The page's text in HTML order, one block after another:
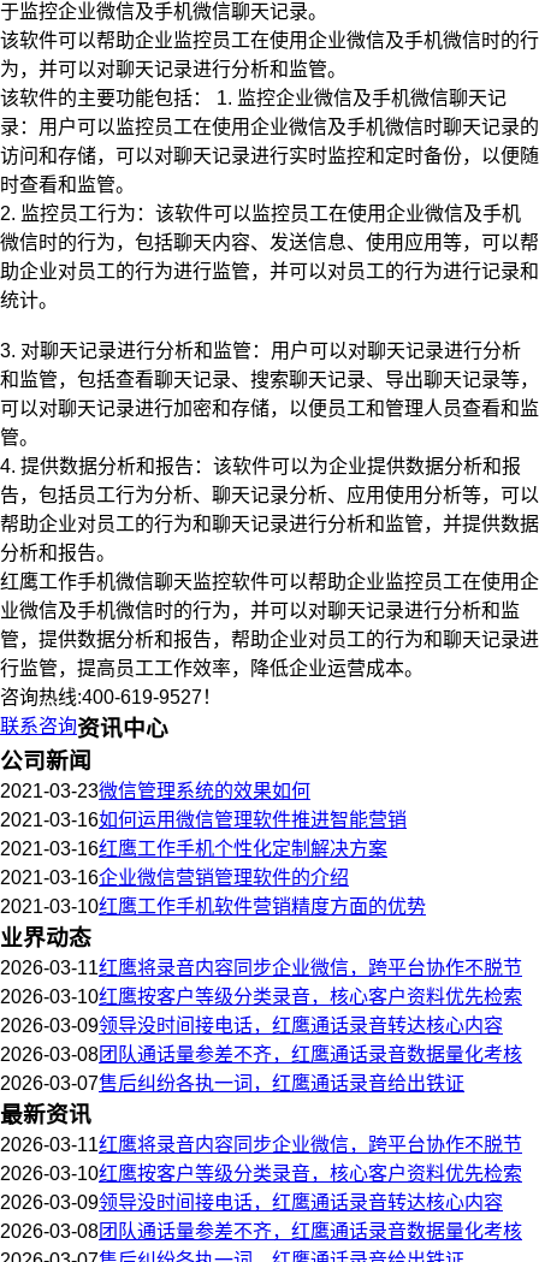
于监控企业微信及手机微信聊天记录。
该软件可以帮助企业监控员工在使用企业微信及手机微信时的行
为，并可以对聊天记录进行分析和监管。
该软件的主要功能包括： 1. 监控企业微信及手机微信聊天记
录：用户可以监控员工在使用企业微信及手机微信时聊天记录的
访问和存储，可以对聊天记录进行实时监控和定时备份，以便随
时查看和监管。
2. 监控员工行为：该软件可以监控员工在使用企业微信及手机
微信时的行为，包括聊天内容、发送信息、使用应用等，可以帮
助企业对员工的行为进行监管，并可以对员工的行为进行记录和
统计。
3. 对聊天记录进行分析和监管：用户可以对聊天记录进行分析
和监管，包括查看聊天记录、搜索聊天记录、导出聊天记录等，
可以对聊天记录进行加密和存储，以便员工和管理人员查看和监
管。
4. 提供数据分析和报告：该软件可以为企业提供数据分析和报
告，包括员工行为分析、聊天记录分析、应用使用分析等，可以
帮助企业对员工的行为和聊天记录进行分析和监管，并提供数据
分析和报告。
红鹰工作手机微信聊天监控软件可以帮助企业监控员工在使用企
业微信及手机微信时的行为，并可以对聊天记录进行分析和监
管，提供数据分析和报告，帮助企业对员工的行为和聊天记录进
行监管，提高员工工作效率，降低企业运营成本。
咨询热线:400-619-9527！
联系咨询资讯中心
公司新闻
2021-03-23微信管理系统的效果如何
2021-03-16如何运用微信管理软件推进智能营销
2021-03-16红鹰工作手机个性化定制解决方案
2021-03-16企业微信营销管理软件的介绍
2021-03-10红鹰工作手机软件营销精度方面的优势
业界动态
2026-03-11红鹰将录音内容同步企业微信，跨平台协作不脱节
2026-03-10红鹰按客户等级分类录音，核心客户资料优先检索
2026-03-09领导没时间接电话，红鹰通话录音转达核心内容
2026-03-08团队通话量参差不齐，红鹰通话录音数据量化考核
2026-03-07售后纠纷各执一词，红鹰通话录音给出铁证
最新资讯
2026-03-11红鹰将录音内容同步企业微信，跨平台协作不脱节
2026-03-10红鹰按客户等级分类录音，核心客户资料优先检索
2026-03-09领导没时间接电话，红鹰通话录音转达核心内容
2026-03-08团队通话量参差不齐，红鹰通话录音数据量化考核